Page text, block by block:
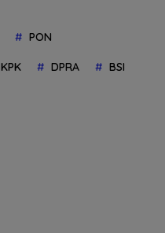
PON
KPK DPRA BSI